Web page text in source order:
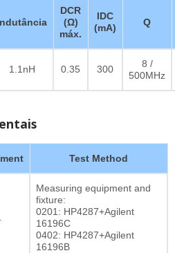
DCR
(Ω)
máx.
IDC
(mA)
Q
1.1nH 0.35 300
8 /
500MHz
Test Method
Measuring equipment and
fixture:
0201: HP4287+Agilent
16196C
0402: HP4287+Agilent
16196B